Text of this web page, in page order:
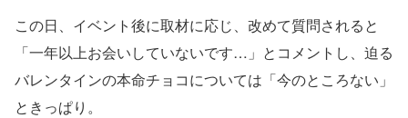
この日、イベント後に取材に応じ、改めて質問されると
「一年以上お会いしていないです…」とコメントし、迫る
バレンタインの本命チョコについては「今のところない」
ときっぱり。